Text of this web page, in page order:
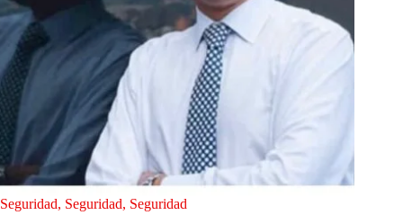
Seguridad, Seguridad, Seguridad